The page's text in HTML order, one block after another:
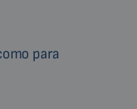
para